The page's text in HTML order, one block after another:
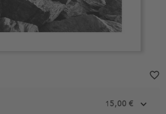
15,00 €
favorite_border